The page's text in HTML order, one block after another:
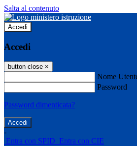
Salta al contenuto
Accedi
Accedi
button close ×
Nome
Password
Password dimenticata?
-
Entra con SPID Entra con CIE